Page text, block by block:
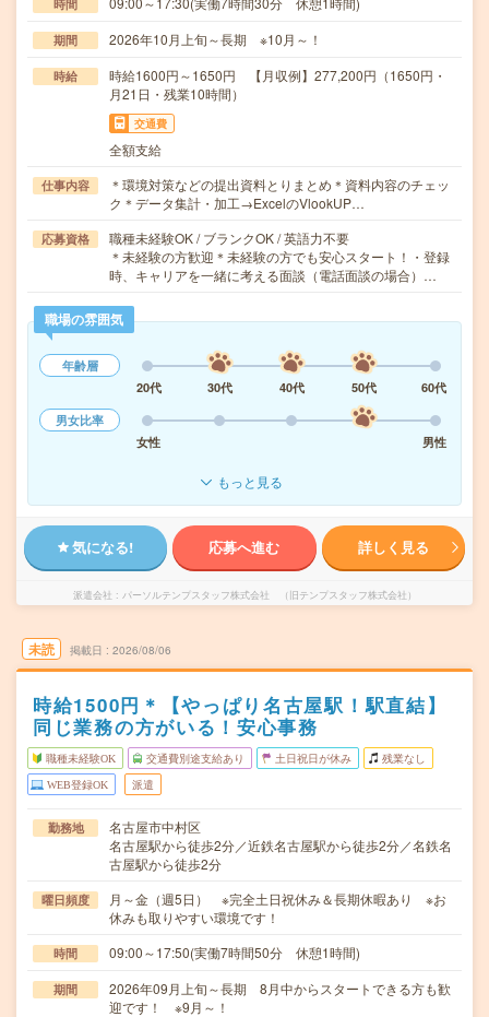
時間
期間 2026年10月上旬～長期 ※10月～！
時給
時給1600円～1650円 【月収例】277,200円（1650円・
月21日・残業10時間）
交通費
全額支給
仕事内容
＊環境対策などの提出資料とりまとめ＊資料内容のチェッ
ク＊データ集計・加工→ExcelのVlookUP…
応募資格
職種未経験OK / ブランクOK / 英語力不要
＊未経験の方歓迎＊未経験の方でも安心スタート！・登録
時、キャリアを一緒に考える面談（電話面談の場合）…
職場の雰囲気
年齢層
20代
30代 40代 50代
60代
男女比率
女性
男性
もっと見る
気になる! 応募へ進む 詳しく見る
派遣会社 パーソルテンプスタッフ株式会社 （旧テンプスタッフ株式会社）
未読 掲載日 2026/08/06
時給1500円＊【やっぱり名古屋駅！駅直結】
同じ業務の方がいる！安心事務
職種未経験OK 交通費別途支給あり 土日祝日が休み 残業なし
WEB登録OK 派遣
勤務地
名古屋市中村区
名古屋駅から徒歩2分／近鉄名古屋駅から徒歩2分／名鉄名
古屋駅から徒歩2分
曜日頻度
月～金（週5日） ※完全土日祝休み＆長期休暇あり ※お
休みも取りやすい環境です！
時間 09:00～17:50(実働7時間50分 休憩1時間)
期間
2026年09月上旬～長期 8月中からスタートできる方も歓
迎です！ ※9月～！